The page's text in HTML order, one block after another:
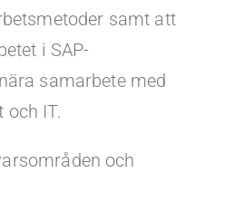
samt att
i SAP-
samarbete med
och IT.
och